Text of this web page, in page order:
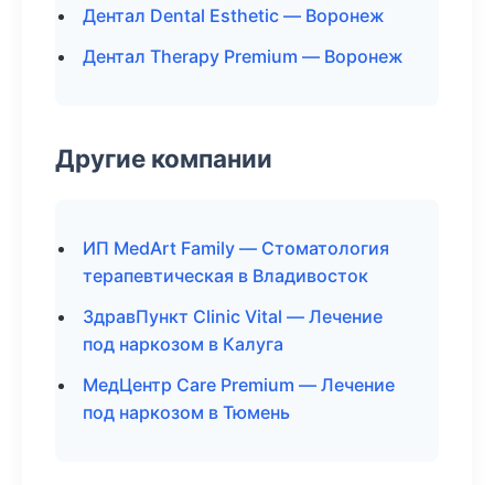
Дентал Dental Esthetic — Воронеж
Дентал Therapy Premium — Воронеж
Другие компании
ИП MedArt Family — Стоматология
терапевтическая в Владивосток
ЗдравПункт Clinic Vital — Лечение
под наркозом в Калуга
МедЦентр Care Premium — Лечение
под наркозом в Тюмень